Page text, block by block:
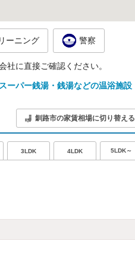
ーニング 警察
に直接ご確認ください。
ーパー銭湯・銭湯などの温浴施設
釧路市の家賃相場に切り替える
3LDK 4LDK 5LDK～